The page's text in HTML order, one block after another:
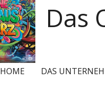
Das
HOME DAS